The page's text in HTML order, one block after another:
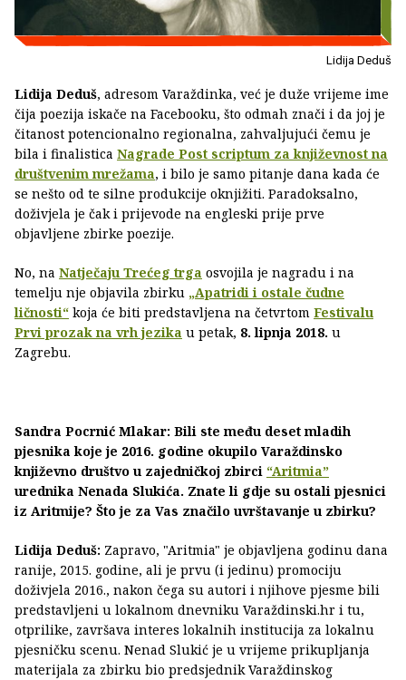
Lidija Deduš
Lidija Deduš, adresom Varaždinka, već je duže vrijeme ime
čija poezija iskače na Facebooku, što odmah znači i da joj je
čitanost potencionalno regionalna, zahvaljujući čemu je
bila i finalistica Nagrade Post scriptum za književnost na
društvenim mrežama, i bilo je samo pitanje dana kada će
se nešto od te silne produkcije oknjižiti. Paradoksalno,
doživjela je čak i prijevode na engleski prije prve
objavljene zbirke poezije.
No, na Natječaju Trećeg trga osvojila je nagradu i na
temelju nje objavila zbirku „Apatridi i ostale čudne
ličnosti“ koja će biti predstavljena na četvrtom Festivalu
Prvi prozak na vrh jezika u petak, 8. lipnja 2018. u
Zagrebu.
Sandra Pocrnić Mlakar: Bili ste među deset mladih
pjesnika koje je 2016. godine okupilo Varaždinsko
književno društvo u zajedničkoj zbirci “Aritmia”
urednika Nenada Slukića. Znate li gdje su ostali pjesnici
iz Aritmije? Što je za Vas značilo uvrštavanje u zbirku?
Lidija Deduš: Zapravo, "Aritmia" je objavljena godinu dana
ranije, 2015. godine, ali je prvu (i jedinu) promociju
doživjela 2016., nakon čega su autori i njihove pjesme bili
predstavljeni u lokalnom dnevniku Varaždinski.hr i tu,
otprilike, završava interes lokalnih institucija za lokalnu
pjesničku scenu. Nenad Slukić je u vrijeme prikupljanja
materijala za zbirku bio predsjednik Varaždinskog